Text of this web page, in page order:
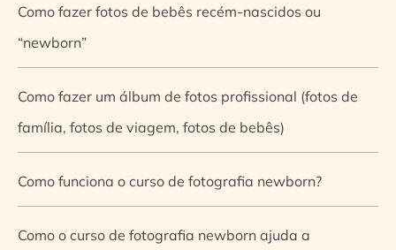
Como fazer fotos de bebês recém-nascidos ou
“newborn”
Como fazer um álbum de fotos profissional (fotos de
família, fotos de viagem, fotos de bebês)
Como funciona o curso de fotografia newborn?
Como o curso de fotografia newborn ajuda a